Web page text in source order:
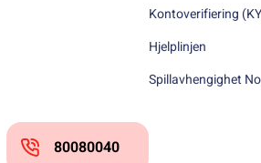
Kontoverifiering
Hjelplinjen
Spillavhengighet
80080040